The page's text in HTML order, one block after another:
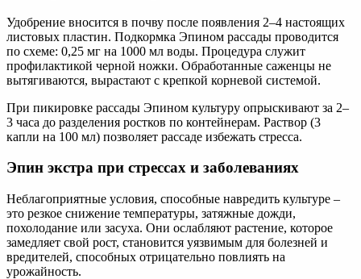
Удобрение вносится в почву после появления 2–4 настоящих
листовых пластин. Подкормка Эпином рассады проводится
по схеме: 0,25 мг на 1000 мл воды. Процедура служит
профилактикой черной ножки. Обработанные саженцы не
вытягиваются, вырастают с крепкой корневой системой.
При пикировке рассады Эпином культуру опрыскивают за 2–
3 часа до разделения ростков по контейнерам. Раствор (3
капли на 100 мл) позволяет рассаде избежать стресса.
Эпин экстра при стрессах и заболеваниях
Неблагоприятные условия, способные навредить культуре –
это резкое снижение температуры, затяжные дожди,
похолодание или засуха. Они ослабляют растение, которое
замедляет свой рост, становится уязвимым для болезней и
вредителей, способных отрицательно повлиять на
урожайность.